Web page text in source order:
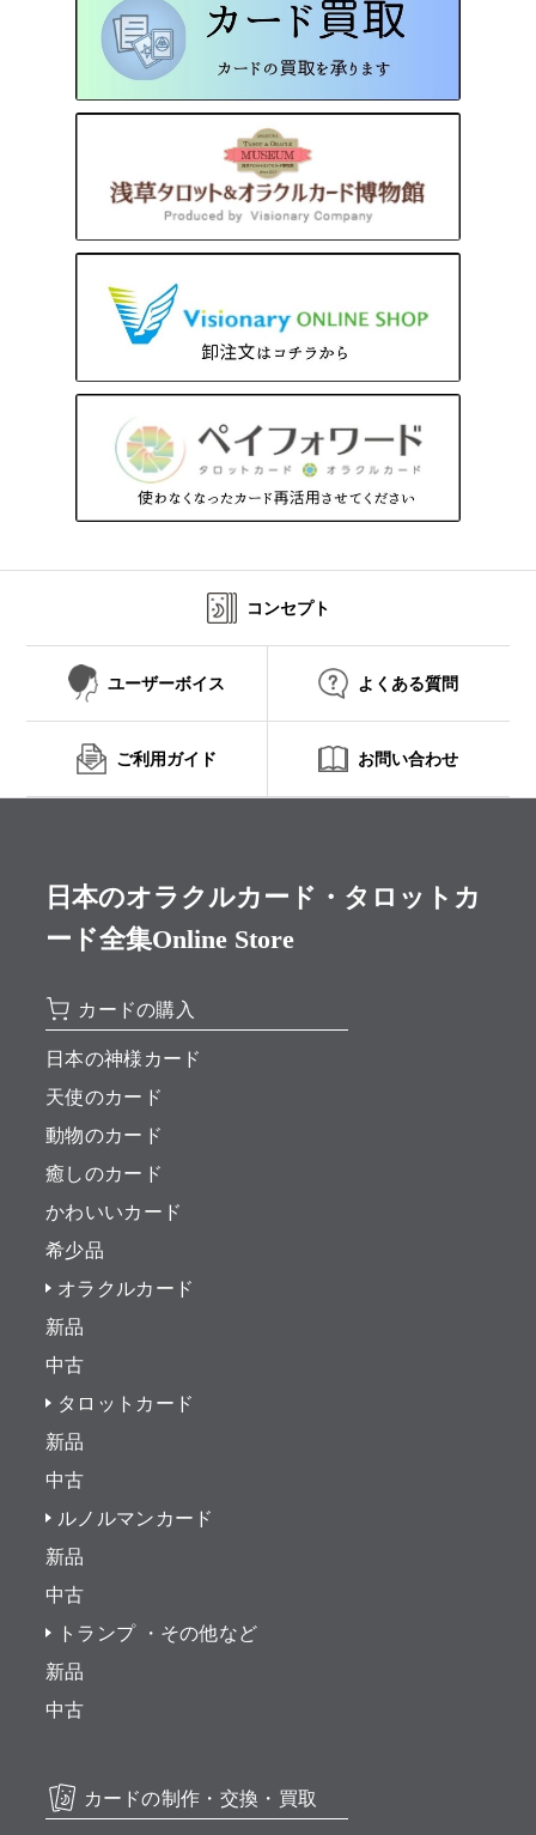
コンセプト
ユーザーボイス よくある質問
ご利用ガイド お問い合わせ
日本のオラクルカード・タロットカ
ード全集Online Store
カードの購入
日本の神様カード
天使のカード
動物のカード
癒しのカード
かわいいカード
希少品
オラクルカード
新品
中古
タロットカード
新品
中古
ルノルマンカード
新品
中古
トランプ ・その他など
新品
中古
カードの制作・交換・買取